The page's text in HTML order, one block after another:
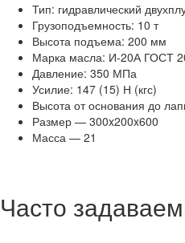
Тип: гидравлический
Грузоподъемность: 10 т
Высота подъема: 200 мм
Марка масла: И-20А ГОСТ
Давление: 350 МПа
Усилие: 147 (15) Н (кгс)
Высота от основания до
Размер — 300x200x600
Масса — 21
Часто